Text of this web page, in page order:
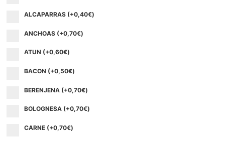
ALCAPARRAS (+0,40€)
ANCHOAS (+0,70€)
ATUN (+0,60€)
BACON (+0,50€)
BERENJENA (+0,70€)
BOLOGNESA (+0,70€)
CARNE (+0,70€)